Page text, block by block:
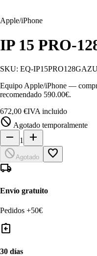
Apple/iPhone
IP 15 PRO-
SKU: EQ-
Equipo Apple/iPhone —
recomendado 590.00€.
672,00 €IVA incluido
block Agotado temporalmente
remove 1
add
blockAgotado
favorite_border
local_shipping
Envío gratuito
Pedidos +50€
assignment_return
30 días